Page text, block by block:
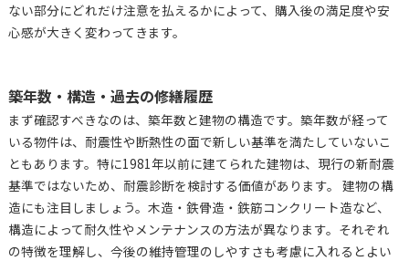
ない部分にどれだけ注意を払えるかによって、購入後の満足度や安
心感が大きく変わってきます。
築年数・構造・過去の修繕履歴
まず確認すべきなのは、築年数と建物の構造です。築年数が経って
いる物件は、耐震性や断熱性の面で新しい基準を満たしていないこ
ともあります。特に1981年以前に建てられた建物は、現行の新耐震
基準ではないため、耐震診断を検討する価値があります。 建物の構
造にも注目しましょう。木造・鉄骨造・鉄筋コンクリート造など、
構造によって耐久性やメンテナンスの方法が異なります。それぞれ
の特徴を理解し、今後の維持管理のしやすさも考慮に入れるとよい